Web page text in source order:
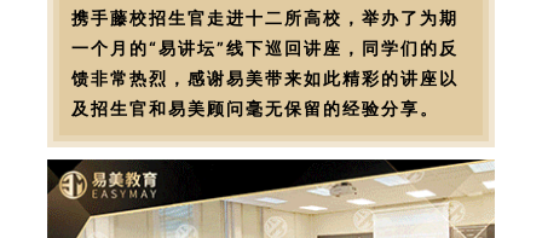
携手藤校招生官走进十二所高校，举办了为期
一个月的“易讲坛”线下巡回讲座，同学们的反
馈非常热烈，感谢易美带来如此精彩的讲座以
及招生官和易美顾问毫无保留的经验分享。